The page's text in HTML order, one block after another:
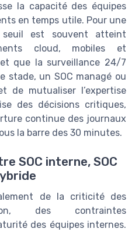
la capacité des équipes
en temps utile. Pour une
seuil est souvent atteint
cloud, mobiles et
que la surveillance 24/7
stade, un SOC managé ou
de mutualiser l’expertise
des décisions critiques,
continue des journaux
la barre des 30 minutes.
SOC interne, SOC
de la criticité des
des contraintes
des équipes internes.